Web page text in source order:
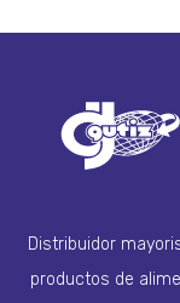
Distribuidor
productos de